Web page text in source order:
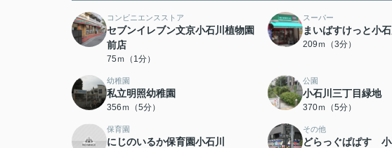
コンビニエンスストア
セブンイレブン文京小石川植物園
前店
75ｍ（1分）
スーパー
まいばすけっと小
209ｍ（3分）
幼稚園
私立明照幼稚園
356ｍ（5分）
公園
小石川三丁目緑地
370ｍ（5分）
保育園
にじのいるか保育園小石川
その他
どらっぐぱぱす